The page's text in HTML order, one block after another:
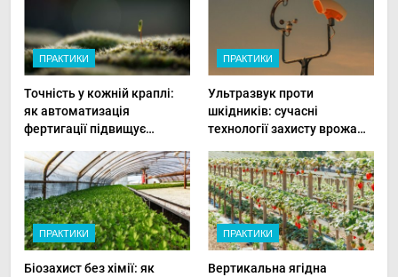
ПРАКТИКИ
Точність у кожній краплі:
як автоматизація
фертигації підвищує
ПРАКТИКИ
Ультразвук проти
шкідників: сучасні
технології захисту врожаю
ПРАКТИКИ
Біозахист без хімії: як
ПРАКТИКИ
Вертикальна ягідна